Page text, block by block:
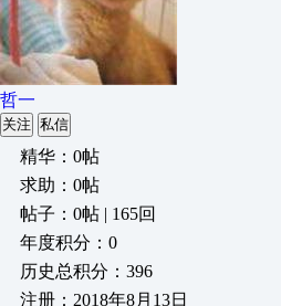
哲一
关注 私信
精华：0帖
求助：0帖
帖子：0帖 | 165回
年度积分：0
历史总积分：396
注册：2018年8月13日